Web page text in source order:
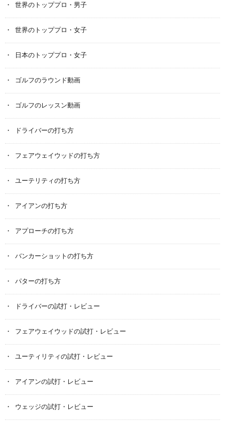
世界のトッププロ・男子
世界のトッププロ・女子
日本のトッププロ・女子
ゴルフのラウンド動画
ゴルフのレッスン動画
ドライバーの打ち方
フェアウェイウッドの打ち方
ユーテリティの打ち方
アイアンの打ち方
アプローチの打ち方
バンカーショットの打ち方
パターの打ち方
ドライバーの試打・レビュー
フェアウェイウッドの試打・レビュー
ユーティリティの試打・レビュー
アイアンの試打・レビュー
ウェッジの試打・レビュー